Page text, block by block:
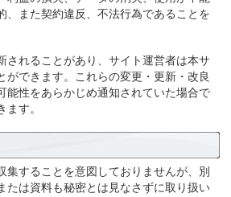
、また契約違反、不法行為であることを
されることがあり、サイト運営者は本サ
できます。これらの変更・更新・改良
能性をあらかじめ通知されていた場合で
す。
することを意図しておりませんが、別
たは資料も秘密とは見なさずに取り扱い